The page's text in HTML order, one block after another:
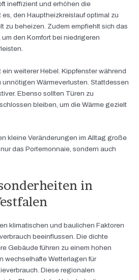
ineffizient und erhöhen die
den Hauptheizkreislauf optimal zu
zu beheizen. Zudem empfiehlt sich das
den Komfort bei niedrigeren
weiterer Hebel. Kippfenster während
unnötigen Wärmeverlusten. Stattdessen
Ebenso sollten Türen zu
bleiben, um die Wärme gezielt
kleine Veränderungen im Alltag große
das Portemonnaie, sondern auch
in
klimatischen und baulichen Faktoren
beeinflussen. Die dichte
Gebäude führen zu einem hohen
wechselhafte Wetterlagen für
Diese regionalen